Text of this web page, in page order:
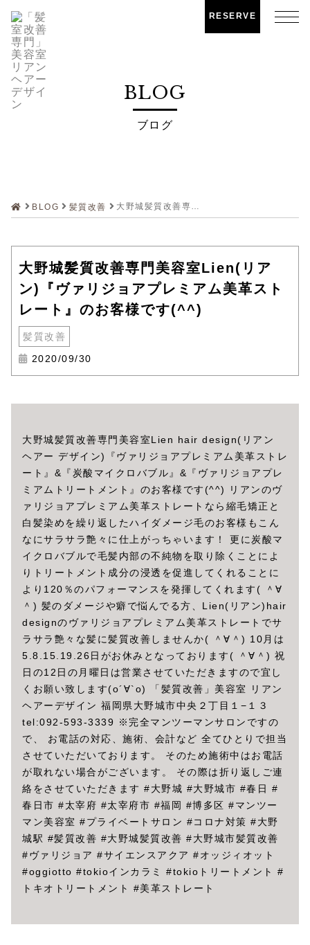
RESERVE
BLOG
ブログ
BLOG 髪質改善 大野城髪質改善専門美容室Lien(リアン)『ヴァリジョアプレミアム美革ストレート』のお客様です(^^)
大野城髪質改善専門美容室Lien(リア
ン)『ヴァリジョアプレミアム美革スト
レート』のお客様です(^^)
髪質改善
2020/09/30
大野城髪質改善専門美容室Lien hair design(リアン
ヘアー デザイン)『ヴァリジョアプレミアム美革ストレ
ート』&『炭酸マイクロバブル』&『ヴァリジョアプレ
ミアムトリートメント』のお客様です(^^) リアンのヴ
ァリジョアプレミアム美革ストレートなら縮毛矯正と
白髪染めを繰り返したハイダメージ毛のお客様もこん
なにサラサラ艶々に仕上がっちゃいます！ 更に炭酸マ
イクロバブルで毛髪内部の不純物を取り除くことによ
りトリートメント成分の浸透を促進してくれることに
より120％のパフォーマンスを発揮してくれます( ＾∀
＾) 髪のダメージや癖で悩んでる方、Lien(リアン)hair
designのヴァリジョアプレミアム美革ストレートでサ
ラサラ艶々な髪に髪質改善しませんか( ＾∀＾) 10月は
5.8.15.19.26日がお休みとなっております( ＾∀＾) 祝
日の12日の月曜日は営業させていただきますので宜し
くお願い致します(о´∀`о) 「髪質改善」美容室 リアン
ヘアーデザイン 福岡県大野城市中央２丁目１−１３
tel:092-593-3339 ※完全マンツーマンサロンですの
で、 お電話の対応、施術、会計など 全てひとりで担当
させていただいております。 そのため施術中はお電話
が取れない場合がございます。 その際は折り返しご連
絡をさせていただきます #大野城 #大野城市 #春日 #
春日市 #太宰府 #太宰府市 #福岡 #博多区 #マンツー
マン美容室 #プライベートサロン #コロナ対策 #大野
城駅 #髪質改善 #大野城髪質改善 #大野城市髪質改善
#ヴァリジョア #サイエンスアクア #オッジィオット
#oggiotto #tokioインカラミ #tokioトリートメント #
トキオトリートメント #美革ストレート